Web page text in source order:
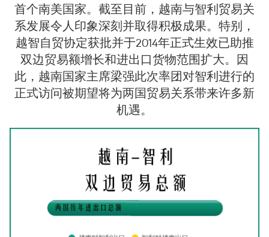
首个南美国家。截至目前，越南与智利贸易关
系发展令人印象深刻并取得积极成果。特别，
越智自贸协定获批并于2014年正式生效已助推
双边贸易额增长和进出口货物范围扩大。因
此，越南国家主席梁强此次率团对智利进行的
正式访问被期望将为两国贸易关系带来许多新
机遇。